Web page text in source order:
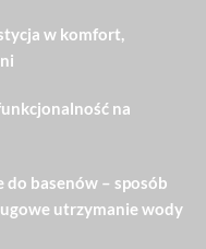
w komfort,
na
basenów – sposób
utrzymanie wody